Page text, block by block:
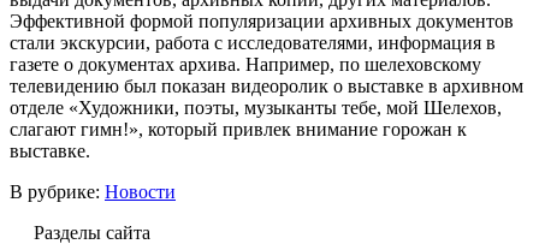
Эффективной формой популяризации архивных документов
стали экскурсии, работа с исследователями, информация в
газете о документах архива. Например, по шелеховскому
телевидению был показан видеоролик о выставке в архивном
отделе «Художники, поэты, музыканты тебе, мой Шелехов,
слагают гимн!», который привлек внимание горожан к
выставке.
В рубрике: Новости
Разделы сайта